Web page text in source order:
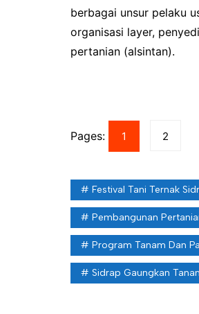
berbagai unsur pelaku
organisasi layer,
pertanian (alsintan).
Pages: 1 2
Festival Tani Ternak
Pembangunan
Program Tanam Dan
Sidrap Gaungkan